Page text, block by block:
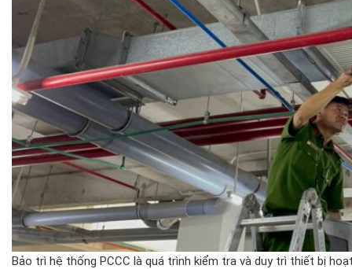
Bảo trì hệ thống PCCC là quá trình kiểm tra và duy trì thiết bị